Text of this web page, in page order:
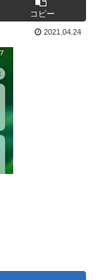
コピー
2021.04.24